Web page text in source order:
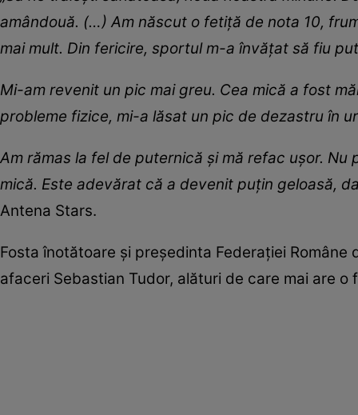
amândouă. (…) Am născut o fetiță de nota 10,
mai mult. Din fericire, sportul m-a învățat să fiu
Mi-am revenit un pic mai greu. Cea mică a fost
probleme fizice, mi-a lăsat un pic de dezastru în
Am rămas la fel de puternică și mă refac ușor.
mică. Este adevărat că a devenit puțin geloasă,
Antena Stars.
Fosta înotătoare și președinta Federației
afaceri Sebastian Tudor, alături de care mai are